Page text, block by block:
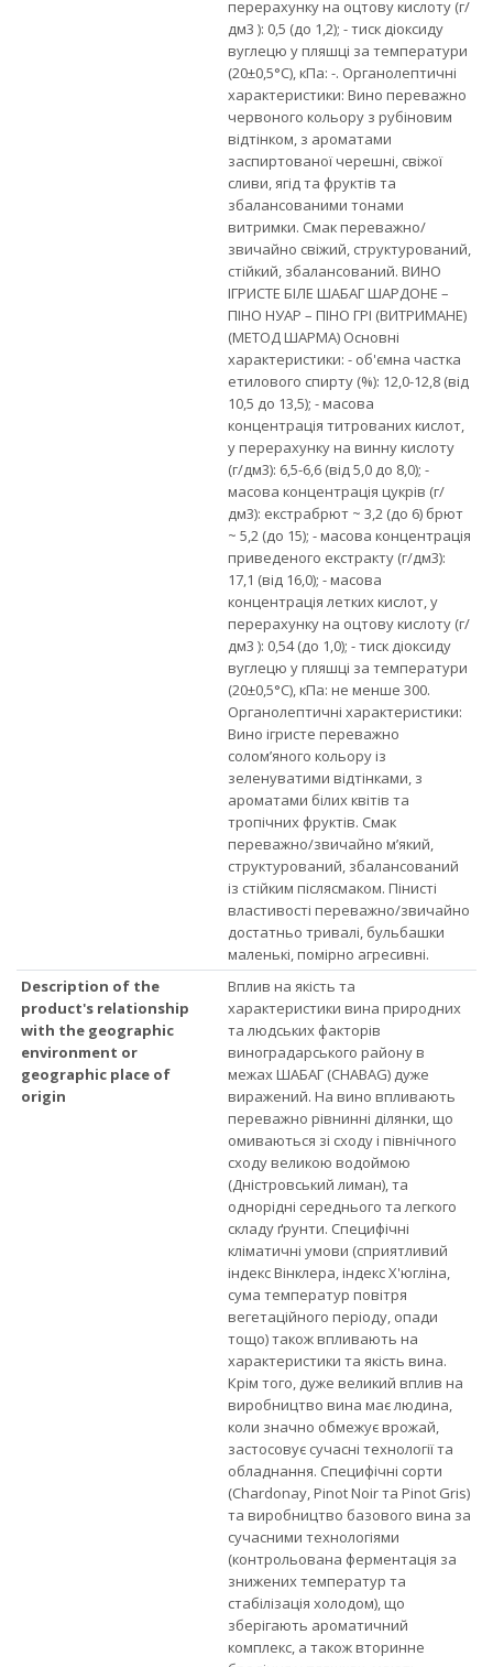
перерахунку на оцтову кислоту (г/
дм3 ): 0,5 (до 1,2); - тиск діоксиду
вуглецю у пляшці за температури
(20±0,5°С), кПа: -. Органолептичні
характеристики: Вино переважно
червоного кольору з рубіновим
відтінком, з ароматами
заспиртованої черешні, свіжої
сливи, ягід та фруктів та
збалансованими тонами
витримки. Смак переважно/
звичайно свіжий, структурований,
стійкий, збалансований. ВИНО
ІГРИСТЕ БІЛЕ ШАБАГ ШАРДОНЕ –
ПІНО НУАР – ПІНО ГРІ (ВИТРИМАНЕ)
(МЕТОД ШАРМА) Основні
характеристики: - об'ємна частка
етилового спирту (%): 12,0-12,8 (від
10,5 дo 13,5); - масова
концентрація титрованих кислот,
у перерахунку на винну кислоту
(г/дм3): 6,5-6,6 (від 5,0 дo 8,0); -
масова концентрація цукрів (г/
дм3): екстрабрют ~ 3,2 (до 6) брют
~ 5,2 (дo 15); - масова концентрація
приведеного екстракту (г/дм3):
17,1 (від 16,0); - масова
концентрація летких кислот, у
перерахунку на оцтову кислоту (г/
дм3 ): 0,54 (до 1,0); - тиск діоксиду
вуглецю у пляшці за температури
(20±0,5°С), кПа: не менше 300.
Органолептичні характеристики:
Вино ігристе переважно
солом’яного кольору із
зеленуватими відтінками, з
ароматами білих квітів та
тропічних фруктів. Смак
переважно/звичайно м’який,
структурований, збалансований
із стійким післясмаком. Пінисті
властивості переважно/звичайно
достатньо тривалі, бульбашки
маленькі, помірно агресивні.
Description of the
product's relationship
with the geographic
environment or
geographic place of
origin
Вплив на якість та
характеристики вина природних
та людських факторів
виноградарського району в
межах ШАБАГ (CHABAG) дуже
виражений. На вино впливають
переважно рівнинні ділянки, що
омиваються зі сходу і північного
сходу великою водоймою
(Дністровський лиман), та
однорідні середнього та легкого
складу ґрунти. Специфічні
кліматичні умови (сприятливий
індекс Вінклера, індекс Х'югліна,
сума температур повітря
вегетаційного періоду, опади
тощо) також впливають на
характеристики та якість вина.
Крім того, дуже великий вплив на
виробництво вина має людина,
коли значно обмежує врожай,
застосовує сучасні технології та
обладнання. Специфічні сорти
(Chardonay, Pinot Noir та Pinot Gris)
та виробництво базового вина за
сучасними технологіями
(контрольована ферментація за
знижених температур та
стабілізація холодом), що
зберігають ароматичний
комплекс, а також вторинне